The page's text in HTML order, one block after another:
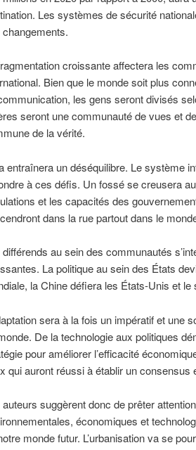
Les systèmes de sécurité
croissante affectera les
Bien que le monde soit plus
les gens seront divisés
seront une communauté de vues et
de la vérité.
entraînera un déséquilibre. Le système
à ces défis. Un fossé se creusera
et les capacités des
dans la rue partout dans le
différends au sein des communautés
La politique au sein des États
la Chine défiera les États-Unis et
sera à la fois un impératif et une
De la technologie aux politiques
pour améliorer l’efficacité
qui auront réussi à établir un consensus
auteurs suggèrent donc de prêter
économiques et
monde futur. L’urbanisation va se